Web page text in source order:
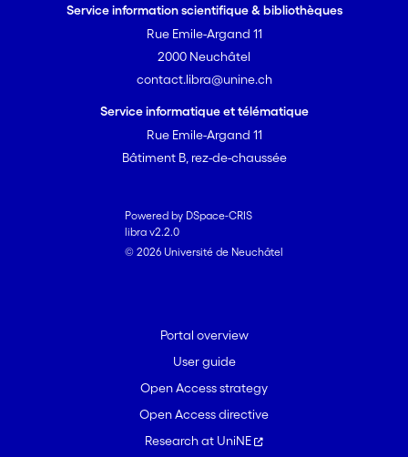
Service information scientifique & bibliothèques
Rue Emile-Argand 11
2000 Neuchâtel
contact.libra@unine.ch
Service informatique et télématique
Rue Emile-Argand 11
Bâtiment B, rez-de-chaussée
Powered by DSpace-CRIS
libra v2.2.0
© 2026 Université de Neuchâtel
Portal overview
User guide
Open Access strategy
Open Access directive
Research at UniNE